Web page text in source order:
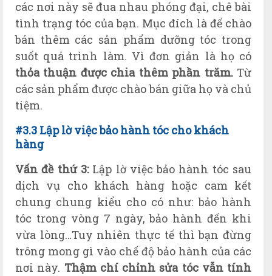
các nơi này sẽ đua nhau phóng đại, chê bài
tình trạng tóc của bạn. Mục đích là để chào
bán thêm các sản phẩm dưỡng tóc trong
suốt quá trình làm. Vì đơn giản là họ có
thỏa thuận được chia thêm phần trăm.Từ
các sản phẩm được chào bán giữa họ và chủ
tiệm.
#3.3 Lập lờ việc bảo hành tóc cho khách
hàng
Vấn đề thứ 3:Lập lờ việc bảo hành tóc sau
dịch vụ cho khách hàng hoặc cam kết
chung chung kiểu cho có như: bảo hành
tóc trong vòng 7 ngày, bảo hành đến khi
vừa lòng…Tuy nhiên thực tế thì bạn đừng
trông mong gì vào chế độ bảo hành của các
nơi này. Thậm chí chỉnh sửa tóc vẫn tính